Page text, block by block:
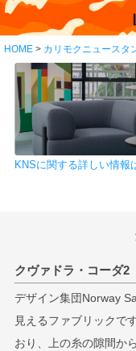
HOME カリモクニュースタ
KNSに関する詳しい情報
クヴァドラ・コーダ2
デザイン集団Norway
見えるファブリックで
おり、上の糸の隙間か